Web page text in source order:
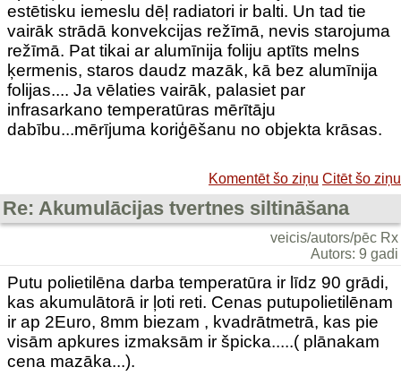
estētisku iemeslu dēļ radiatori ir balti. Un tad tie
vairāk strādā konvekcijas režīmā, nevis starojuma
režīmā. Pat tikai ar alumīnija foliju aptīts melns
ķermenis, staros daudz mazāk, kā bez alumīnija
folijas.... Ja vēlaties vairāk, palasiet par
infrasarkano temperatūras mērītāju
dabību...mērījuma koriģēšanu no objekta krāsas.
Komentēt šo ziņu Citēt šo ziņu
Re: Akumulācijas tvertnes siltināšana
veicis/autors/pēc Rx
Autors: 9 gadi
Putu polietilēna darba temperatūra ir līdz 90 grādi,
kas akumulātorā ir ļoti reti. Cenas putupolietilēnam
ir ap 2Euro, 8mm biezam , kvadrātmetrā, kas pie
visām apkures izmaksām ir špicka.....( plānakam
cena mazāka...).